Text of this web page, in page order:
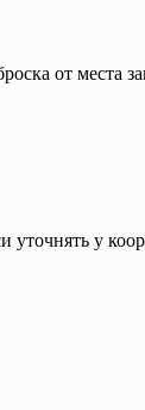
от места
уточнять у